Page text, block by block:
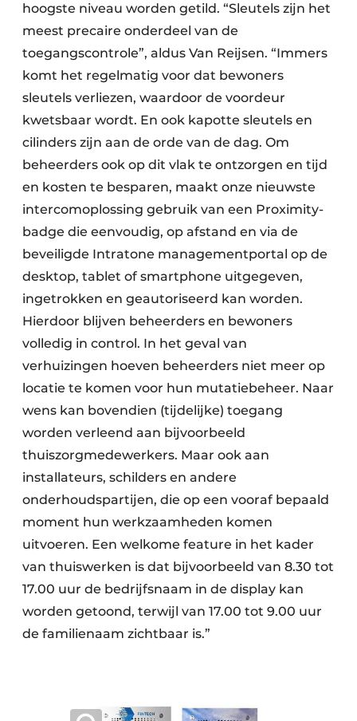
hoogste niveau worden getild. “Sleutels zijn het
meest precaire onderdeel van de
toegangscontrole”, aldus Van Reijsen. “Immers
komt het regelmatig voor dat bewoners
sleutels verliezen, waardoor de voordeur
kwetsbaar wordt. En ook kapotte sleutels en
cilinders zijn aan de orde van de dag. Om
beheerders ook op dit vlak te ontzorgen en tijd
en kosten te besparen, maakt onze nieuwste
intercomoplossing gebruik van een Proximity-
badge die eenvoudig, op afstand en via de
beveiligde Intratone managementportal op de
desktop, tablet of smartphone uitgegeven,
ingetrokken en geautoriseerd kan worden.
Hierdoor blijven beheerders en bewoners
volledig in control. In het geval van
verhuizingen hoeven beheerders niet meer op
locatie te komen voor hun mutatiebeheer. Naar
wens kan bovendien (tijdelijke) toegang
worden verleend aan bijvoorbeeld
thuiszorgmedewerkers. Maar ook aan
installateurs, schilders en andere
onderhoudspartijen, die op een vooraf bepaald
moment hun werkzaamheden komen
uitvoeren. Een welkome feature in het kader
van thuiswerken is dat bijvoorbeeld van 8.30 tot
17.00 uur de bedrijfsnaam in de display kan
worden getoond, terwijl van 17.00 tot 9.00 uur
de familienaam zichtbaar is.”